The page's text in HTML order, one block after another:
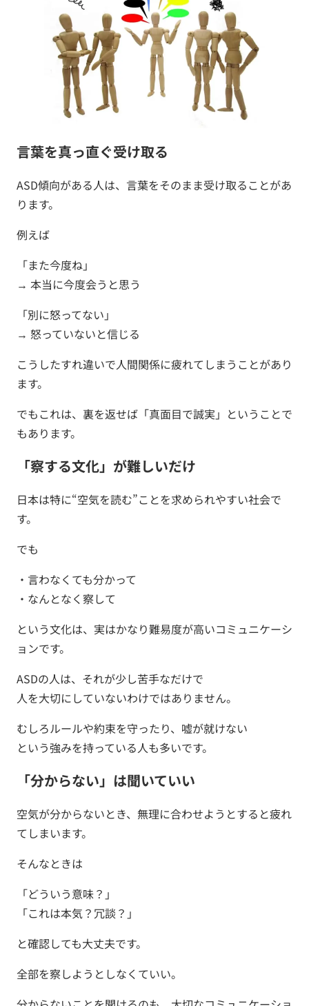
言葉を真っ直ぐ受け取る
ASD傾向がある人は、言葉をそのまま受け取ることがあ
ります。
例えば
「また今度ね」
→ 本当に今度会うと思う
「別に怒ってない」
→ 怒っていないと信じる
こうしたすれ違いで人間関係に疲れてしまうことがあり
ます。
でもこれは、裏を返せば「真面目で誠実」ということで
もあります。
「察する文化」が難しいだけ
日本は特に“空気を読む”ことを求められやすい社会で
す。
でも
・言わなくても分かって
・なんとなく察して
という文化は、実はかなり難易度が高いコミュニケーシ
ョンです。
ASDの人は、それが少し苦手なだけで
人を大切にしていないわけではありません。
むしろルールや約束を守ったり、嘘が就けない
という強みを持っている人も多いです。
「分からない」は聞いていい
空気が分からないとき、無理に合わせようとすると疲れ
てしまいます。
そんなときは
「どういう意味？」
「これは本気？冗談？」
と確認しても大丈夫です。
全部を察しようとしなくていい。